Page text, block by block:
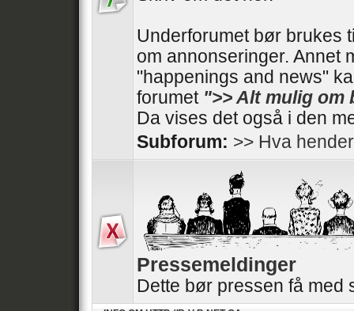
Underforumet bør brukes
om annonseringer. Annet
"happenings and news"
forumet ">> Alt mulig
Da vises det også i den
Subforum: >> Hva
Pressemeldinger
Dette bør pressen få med